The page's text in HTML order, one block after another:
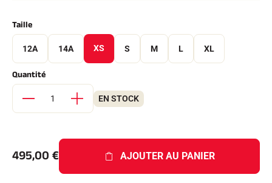
Cellules et détection
Photofinish
Afficheurs et horloge
VOLA Board & Clé de protection
Suite SkiAlp
Suite SkiNordic
Suite Msports
Scoreboard-Pro
Taille
12A 14A XS S M L XL
Quantité
EN STOCK
495,00 € AJOUTER AU PANIER